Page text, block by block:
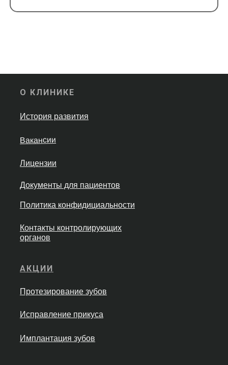
АКЦИИ
О КЛИНИКЕ
Имплантация зубов
Вакансии
Лицензии
Контакты контролирующих
органов
Политика конфидициальности
Документы для пациентов
Исправление прикуса
История развития
Протезирование зубов